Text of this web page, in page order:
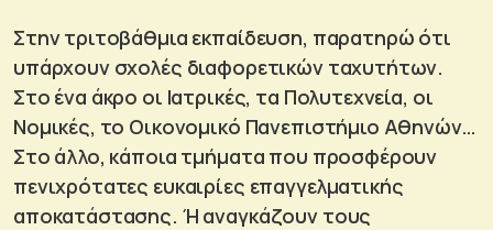
Στην τριτοβάθμια εκπαίδευση, παρατηρώ ότι
υπάρχουν σχολές διαφορετικών ταχυτήτων.
Στο ένα άκρο οι Ιατρικές, τα Πολυτεχνεία, οι
Νομικές, το Οικονομικό Πανεπιστήμιο Αθηνών…
Στο άλλο, κάποια τμήματα που προσφέρουν
πενιχρότατες ευκαιρίες επαγγελματικής
αποκατάστασης. Ή αναγκάζουν τους